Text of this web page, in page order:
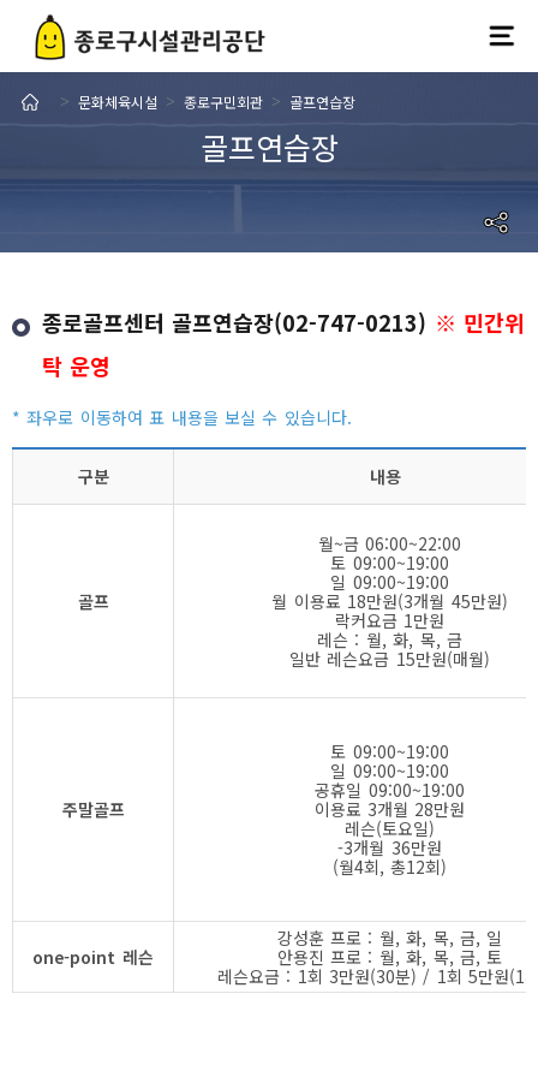
골프연습장
> 문화체육시설 > 종로구민회관 > 골프연습장
종로골프센터 골프연습장(02-747-0213) ※ 민간위
탁 운영
구분 내용
골프
월~금 06:00~22:00
토 09:00~19:00
일 09:00~19:00
월 이용료 18만원(3개월 45만원)
락커요금 1만원
레슨 : 월, 화, 목, 금
일반 레슨요금 15만원(매월)
주말골프
토 09:00~19:00
일 09:00~19:00
공휴일 09:00~19:00
이용료 3개월 28만원
레슨(토요일)
-3개월 36만원
(월4회, 총12회)
one-point 레슨
강성훈 프로 : 월, 화, 목, 금, 일
안용진 프로 : 월, 화, 목, 금, 토
레슨요금 : 1회 3만원(30분) / 1회 5만원(1